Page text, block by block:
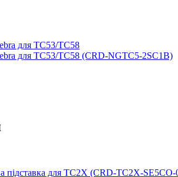
для TC53/TC58
для TC53/TC58 (CRD-NGTC5-2SC1B)
підставка для TC2X (CRD-TC2X-SE5CO-